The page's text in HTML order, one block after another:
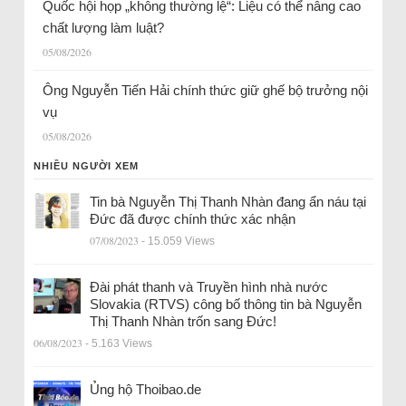
Quốc hội họp „không thường lệ“: Liệu có thể nâng cao
chất lượng làm luật?
05/08/2026
Ông Nguyễn Tiến Hải chính thức giữ ghế bộ trưởng nội
vụ
05/08/2026
NHIỀU NGƯỜI XEM
Tin bà Nguyễn Thị Thanh Nhàn đang ẩn náu tại
Đức đã được chính thức xác nhận
07/08/2023 - 15.059 Views
Đài phát thanh và Truyền hình nhà nước
Slovakia (RTVS) công bố thông tin bà Nguyễn
Thị Thanh Nhàn trốn sang Đức!
06/08/2023 - 5.163 Views
Ủng hộ Thoibao.de